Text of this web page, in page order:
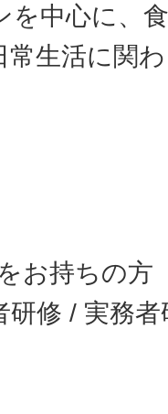
を中心に、
常生活に関
お持ちの方
研修 / 実務